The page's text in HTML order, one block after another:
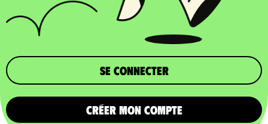
Se connecter
CRÉER MON COMPTE